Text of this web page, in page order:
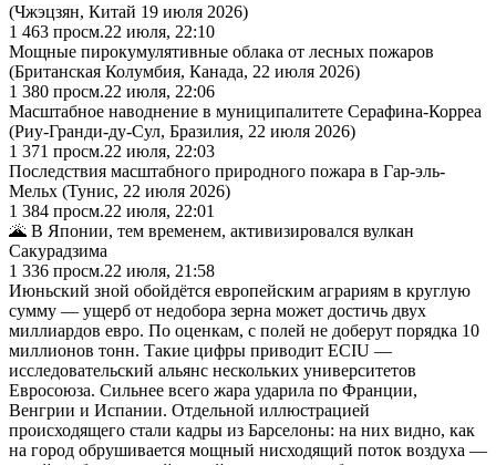
(Чжэцзян, Китай 19 июля 2026)
1 463 просм.22 июля, 22:10
Мощные пирокумулятивные облака от лесных пожаров
(Британская Колумбия, Канада, 22 июля 2026)
1 380 просм.22 июля, 22:06
Масштабное наводнение в муниципалитете Серафина-Корреа
(Риу-Гранди-ду-Сул, Бразилия, 22 июля 2026)
1 371 просм.22 июля, 22:03
Последствия масштабного природного пожара в Гар-эль-
Мельх (Тунис, 22 июля 2026)
1 384 просм.22 июля, 22:01
🌋 В Японии, тем временем, активизировался вулкан
Сакурадзима
1 336 просм.22 июля, 21:58
Июньский зной обойдётся европейским аграриям в круглую
сумму — ущерб от недобора зерна может достичь двух
миллиардов евро. По оценкам, с полей не доберут порядка 10
миллионов тонн. Такие цифры приводит ECIU —
исследовательский альянс нескольких университетов
Евросоюза. Сильнее всего жара ударила по Франции,
Венгрии и Испании. Отдельной иллюстрацией
происходящего стали кадры из Барселоны: на них видно, как
на город обрушивается мощный нисходящий поток воздуха —